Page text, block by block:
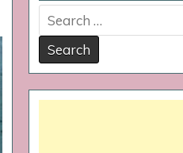
Search
for: